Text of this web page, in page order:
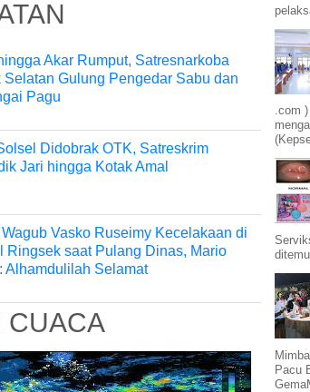
Akar Rumput, Satresnarkoba
Selatan Gulung Pengedar Sabu dan
Pagu
Didobrak OTK, Satreskrim
Jari hingga Kotak Amal
Vasko Ruseimy Kecelakaan di
Ringsek saat Pulang Dinas, Mario
Alhamdulilah Selamat
CUACA
.com
Pacu